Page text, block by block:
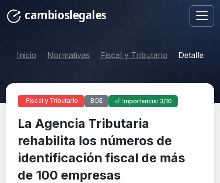
Inicio Normativas Fiscal y Tributario Detalle
Fiscal y Tributario BOE Importancia: 3/10
La Agencia Tributaria
rehabilita los números de
identificación fiscal de más
de 100 empresas